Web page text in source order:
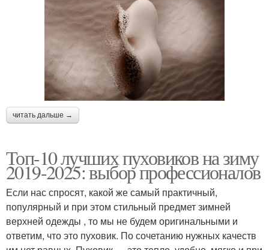
читать дальше →
Топ-10 лучших пуховиков на зиму
2019-2025: выбор профессионалов
Если нас спросят, какой же самый практичный,
популярный и при этом стильный предмет зимней
верхней одежды , то мы не будем оригинальными и
ответим, что это пуховик. По сочетанию нужных качеств